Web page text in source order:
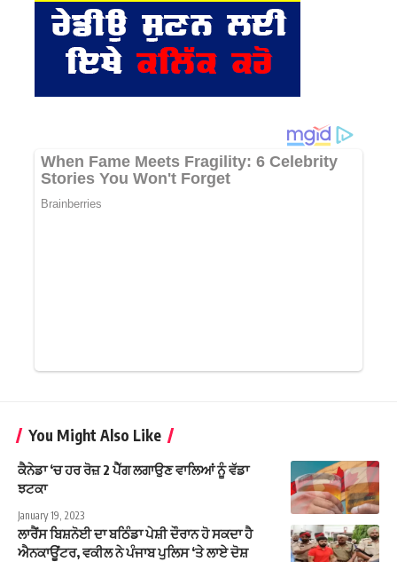
You Might Also Like
ਕੈਨੇਡਾ ‘ਚ ਹਰ ਰੋਜ਼ 2 ਪੈੱਗ ਲਗਾਉਣ ਵਾਲਿਆਂ ਨੂੰ ਵੱਡਾ
ਝਟਕਾ
January 19, 2023
ਲਾਰੈਂਸ ਬਿਸ਼ਨੋਈ ਦਾ ਬਠਿੰਡਾ ਪੇਸ਼ੀ ਦੌਰਾਨ ਹੋ ਸਕਦਾ ਹੈ
ਐਨਕਾਊਂਟਰ, ਵਕੀਲ ਨੇ ਪੰਜਾਬ ਪੁਲਿਸ ‘ਤੇ ਲਾਏ ਦੋਸ਼